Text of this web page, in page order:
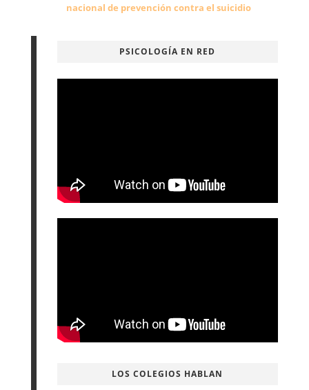
nacional de prevención contra el suicidio
PSICOLOGÍA EN RED
LOS COLEGIOS HABLAN